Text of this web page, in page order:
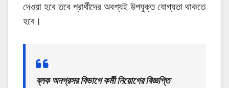
দেওয়া হবে তবে প্রার্থীদের অবশ্যই উপযুক্ত যোগ্যতা থাকতে
হবে।
ব্লক অনগ্রসর বিভাগে কর্মী নিয়োগের বিজ্ঞপ্তি